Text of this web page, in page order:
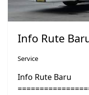
Info Rute
Service
Info Rute Baru